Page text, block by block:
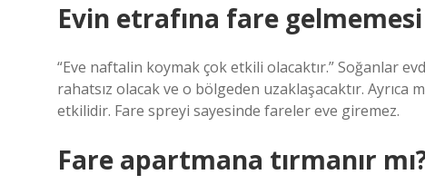
Evin etrafına fare
“Eve naftalin koymak çok etkili olacaktır.” Soğanlar
rahatsız olacak ve o bölgeden uzaklaşacaktır.
etkilidir. Fare spreyi sayesinde fareler eve giremez.
Fare apartmana tırmanır